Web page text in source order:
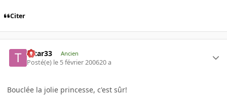
Citer
tatar33 Ancien
Posté(e) le 5 février 200620 a
Bouclée la jolie princesse, c'est sûr!